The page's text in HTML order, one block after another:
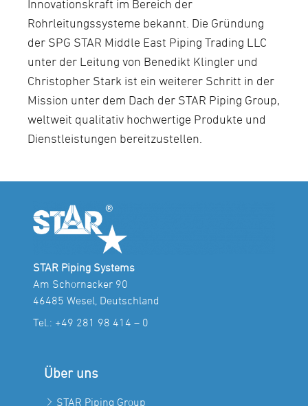
Innovationskraft im Bereich der
Rohrleitungssysteme bekannt. Die Gründung
der SPG STAR Middle East Piping Trading LLC
unter der Leitung von Benedikt Klingler und
Christopher Stark ist ein weiterer Schritt in der
Mission unter dem Dach der STAR Piping Group,
weltweit qualitativ hochwertige Produkte und
Dienstleistungen bereitzustellen.
STAR Piping Systems
Am Schornacker 90
46485 Wesel, Deutschland
Tel.: +49 281 98 414 – 0
Über uns
STAR Piping Group